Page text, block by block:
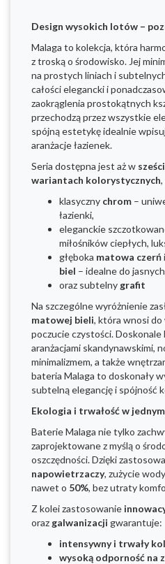
Design wysokich lotów –
Malaga to kolekcja, która
z troską o środowisko. Jej
na prostych liniach i
całości elegancki i
zaokrąglenia prostokątnych
przechodzą przez wszystkie
spójną estetykę idealnie
aranżacje łazienek.
Seria dostępna jest aż w
wariantach kolorystycznych
klasyczny chrom –
łazienki,
eleganckie
miłośników ciepłych,
głęboka matowa czerń
biel – idealne do
oraz subtelny grafit
Na szczególne wyróżnienie
matowej bieli, która wnosi do
poczucie czystości. Doskonale
aranżacjami skandynawskimi,
minimalizmem, a także
bateria Malaga to doskonały
subtelną elegancję i spójność
Ekologia i trwałość w jednym
Baterie Malaga nie tylko
zaprojektowane z myślą o
oszczędności. Dzięki
napowietrzaczy, zużycie
nawet o 50%, bez utraty
Z kolei zastosowanie
oraz galwanizacji gwarantuje:
intensywny i trwały
wysoką odporność na